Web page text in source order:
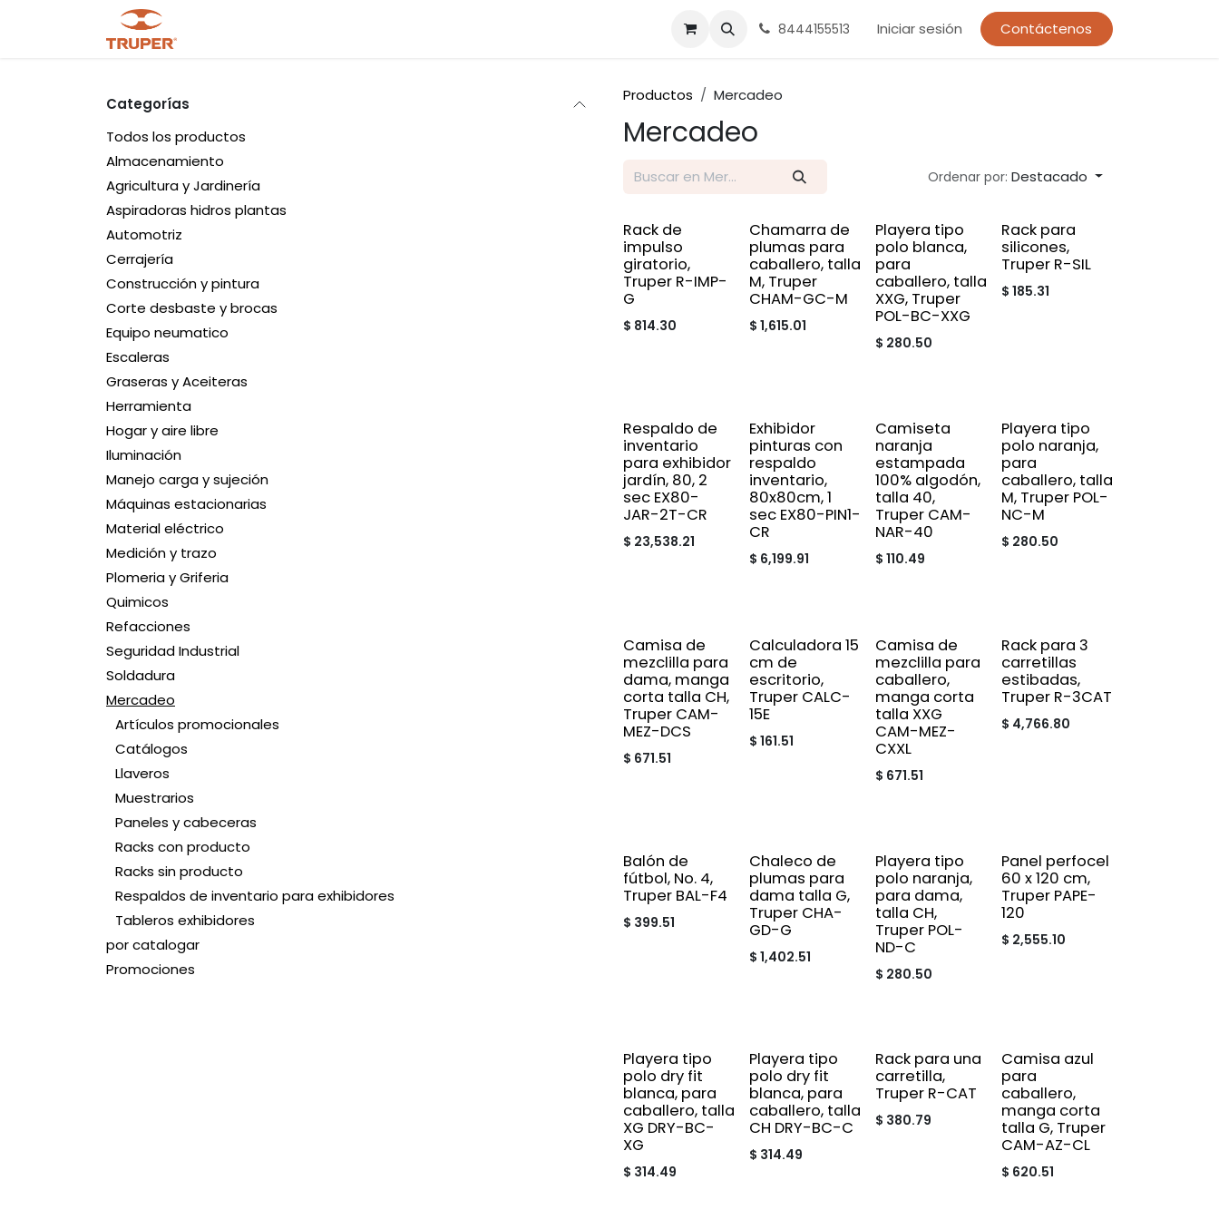
8444155513 Iniciar sesión Contáctenos
Categorías
Todos los productos
Almacenamiento
Agricultura y Jardinería
Aspiradoras hidros plantas
Automotriz
Cerrajería
Construcción y pintura
Corte desbaste y brocas
Equipo neumatico
Escaleras
Graseras y Aceiteras
Herramienta
Hogar y aire libre
Iluminación
Manejo carga y sujeción
Máquinas estacionarias
Material eléctrico
Medición y trazo
Plomeria y Griferia
Quimicos
Refacciones
Seguridad Industrial
Soldadura
Mercadeo
Artículos promocionales
Catálogos
Llaveros
Muestrarios
Paneles y cabeceras
Racks con producto
Racks sin producto
Respaldos de inventario para exhibidores
Tableros exhibidores
por catalogar
Promociones
Productos Mercadeo
Mercadeo
Ordenar por: Destacado
Rack de
impulso
giratorio,
Truper R-IMP-
G
$ 814.30
Chamarra de
plumas para
caballero, talla
M, Truper
CHAM-GC-M
$ 1,615.01
Playera tipo
polo blanca,
para
caballero, talla
XXG, Truper
POL-BC-XXG
$ 280.50
Rack para
silicones,
Truper R-SIL
$ 185.31
Respaldo de
inventario
para exhibidor
jardín, 80, 2
sec EX80-
JAR-2T-CR
$ 23,538.21
Exhibidor
pinturas con
respaldo
inventario,
80x80cm, 1
sec EX80-PIN1-
CR
$ 6,199.91
Camiseta
naranja
estampada
100% algodón,
talla 40,
Truper CAM-
NAR-40
$ 110.49
Playera tipo
polo naranja,
para
caballero, talla
M, Truper POL-
NC-M
$ 280.50
Camisa de
mezclilla para
dama, manga
corta talla CH,
Truper CAM-
MEZ-DCS
$ 671.51
Calculadora 15
cm de
escritorio,
Truper CALC-
15E
$ 161.51
Camisa de
mezclilla para
caballero,
manga corta
talla XXG
CAM-MEZ-
CXXL
$ 671.51
Rack para 3
carretillas
estibadas,
Truper R-3CAT
$ 4,766.80
Balón de
fútbol, No. 4,
Truper BAL-F4
$ 399.51
Chaleco de
plumas para
dama talla G,
Truper CHA-
GD-G
$ 1,402.51
Playera tipo
polo naranja,
para dama,
talla CH,
Truper POL-
ND-C
$ 280.50
Panel perfocel
60 x 120 cm,
Truper PAPE-
120
$ 2,555.10
Playera tipo
polo dry fit
blanca, para
caballero, talla
XG DRY-BC-
XG
$ 314.49
Playera tipo
polo dry fit
blanca, para
caballero, talla
CH DRY-BC-C
$ 314.49
Rack para una
carretilla,
Truper R-CAT
$ 380.79
Camisa azul
para
caballero,
manga corta
talla G, Truper
CAM-AZ-CL
$ 620.51